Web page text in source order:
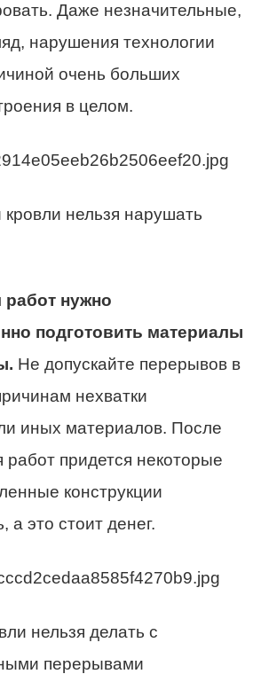
Даже незначительные,
нарушения технологии
очень больших
в целом.
нельзя нарушать
нужно
подготовить материалы
Не допускайте перерывов в
нехватки
иных материалов. После
работ придется некоторые
конструкции
а это стоит денег.
нельзя делать с
перерывами